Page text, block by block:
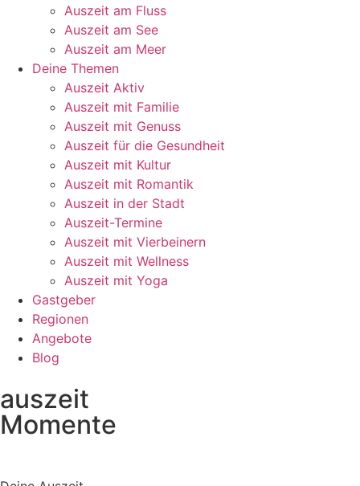
Auszeit am Fluss
Auszeit am See
Auszeit am Meer
Deine Themen
Auszeit Aktiv
Auszeit mit Familie
Auszeit mit Genuss
Auszeit für die Gesundheit
Auszeit mit Kultur
Auszeit mit Romantik
Auszeit in der Stadt
Auszeit-Termine
Auszeit mit Vierbeinern
Auszeit mit Wellness
Auszeit mit Yoga
Gastgeber
Regionen
Angebote
Blog
auszeit
Momente